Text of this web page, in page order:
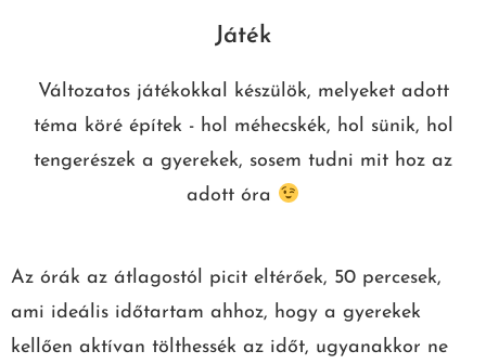
Játék
Változatos játékokkal készülök, melyeket adott
téma köré építek - hol méhecskék, hol sünik, hol
tengerészek a gyerekek, sosem tudni mit hoz az
adott óra
Az órák az átlagostól picit eltérőek, 50 percesek,
ami ideális időtartam ahhoz, hogy a gyerekek
kellően aktívan tölthessék az időt, ugyanakkor ne